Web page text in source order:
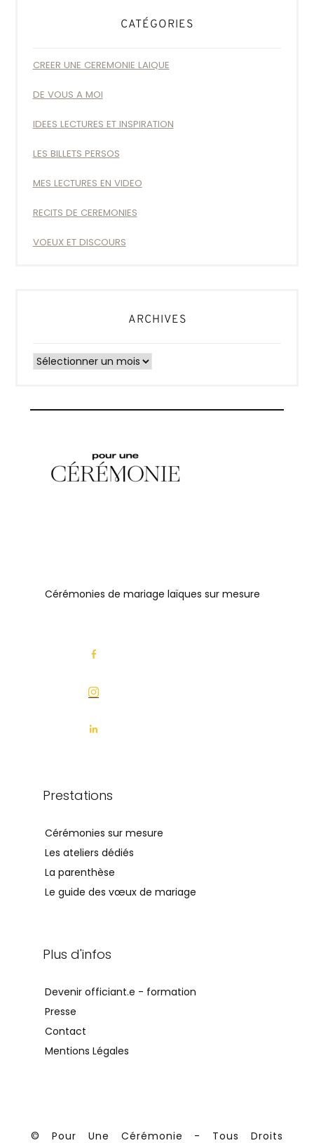
CATÉGORIES
CREER UNE CEREMONIE LAIQUE
DE VOUS A MOI
IDEES LECTURES ET INSPIRATION
LES BILLETS PERSOS
MES LECTURES EN VIDEO
RECITS DE CEREMONIES
VOEUX ET DISCOURS
ARCHIVES
Archives
Cérémonies de mariage laïques sur mesure
Prestations
Cérémonies sur mesure
Les ateliers dédiés
La parenthèse
Le guide des vœux de mariage
Plus d'infos
Devenir officiant.e - formation
Presse
Contact
Mentions Légales
© Pour Une Cérémonie - Tous Droits